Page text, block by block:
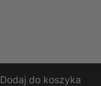
Dodaj do koszyka